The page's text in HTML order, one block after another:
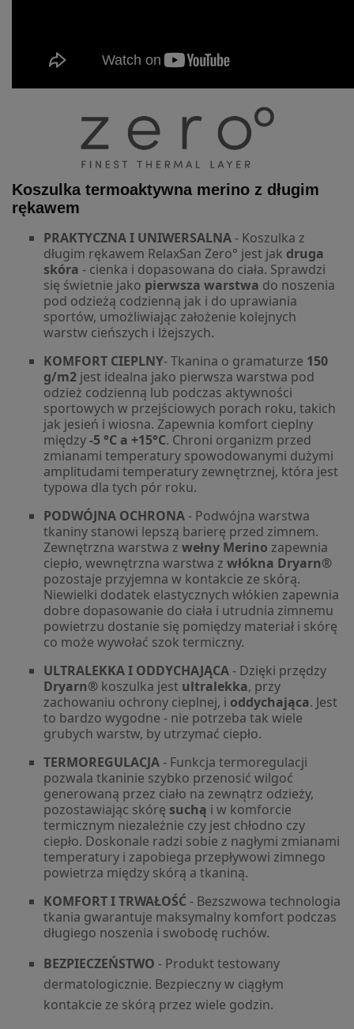
Koszulka termoaktywna merino z długim
rękawem
PRAKTYCZNA I UNIWERSALNA- Koszulka z
długim rękawem RelaxSan Zero° jest jak druga
skóra - cienka i dopasowana do ciała. Sprawdzi
się świetnie jako pierwsza warstwa do noszenia
pod odzieżą codzienną jak i do uprawiania
sportów, umożliwiając założenie kolejnych
warstw cieńszych i lżejszych.
KOMFORT CIEPLNY- Tkanina o gramaturze 150
g/m2 jest idealna jako pierwsza warstwa pod
odzież codzienną lub podczas aktywności
sportowych w przejściowych porach roku, takich
jak jesień i wiosna. Zapewnia komfort cieplny
między-5 °C a +15°C. Chroni organizm przed
zmianami temperatury spowodowanymi dużymi
amplitudami temperatury zewnętrznej, która jest
typowa dla tych pór roku.
PODWÓJNA OCHRONA- Podwójna warstwa
tkaniny stanowi lepszą barierę przed zimnem.
Zewnętrzna warstwa z wełny Merino zapewnia
ciepło, wewnętrzna warstwa z włókna Dryarn®
pozostaje przyjemna w kontakcie ze skórą.
Niewielki dodatek elastycznych włókien zapewnia
dobre dopasowanie do ciała i utrudnia zimnemu
powietrzu dostanie się pomiędzy materiał i skórę
co może wywołać szok termiczny.
ULTRALEKKA I ODDYCHAJĄCA- Dzięki przędzy
Dryarn® koszulka jest ultralekka, przy
zachowaniu ochrony cieplnej, i oddychająca. Jest
to bardzo wygodne - nie potrzeba tak wiele
grubych warstw, by utrzymać ciepło.
TERMOREGULACJA- Funkcja termoregulacji
pozwala tkaninie szybko przenosić wilgoć
generowaną przez ciało na zewnątrz odzieży,
pozostawiając skórę suchą i w komforcie
termicznym niezależnie czy jest chłodno czy
ciepło. Doskonale radzi sobie z nagłymi zmianami
temperatury i zapobiega przepływowi zimnego
powietrza między skórą a tkaniną.
KOMFORT I TRWAŁOŚĆ- Bezszwowa technologia
tkania gwarantuje maksymalny komfort podczas
długiego noszenia i swobodę ruchów.
BEZPIECZEŃSTWO - Produkt testowany
dermatologicznie. Bezpieczny w ciągłym
kontakcie ze skórą przez wiele godzin.